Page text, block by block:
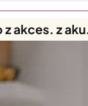
akces. z